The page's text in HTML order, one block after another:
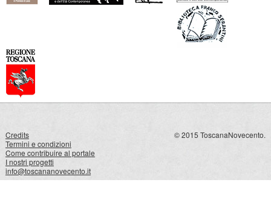
Credits
Termini e condizioni
Come contribuire al portale
I nostri progetti
info@toscananovecento.it
© 2015 ToscanaNovecento.